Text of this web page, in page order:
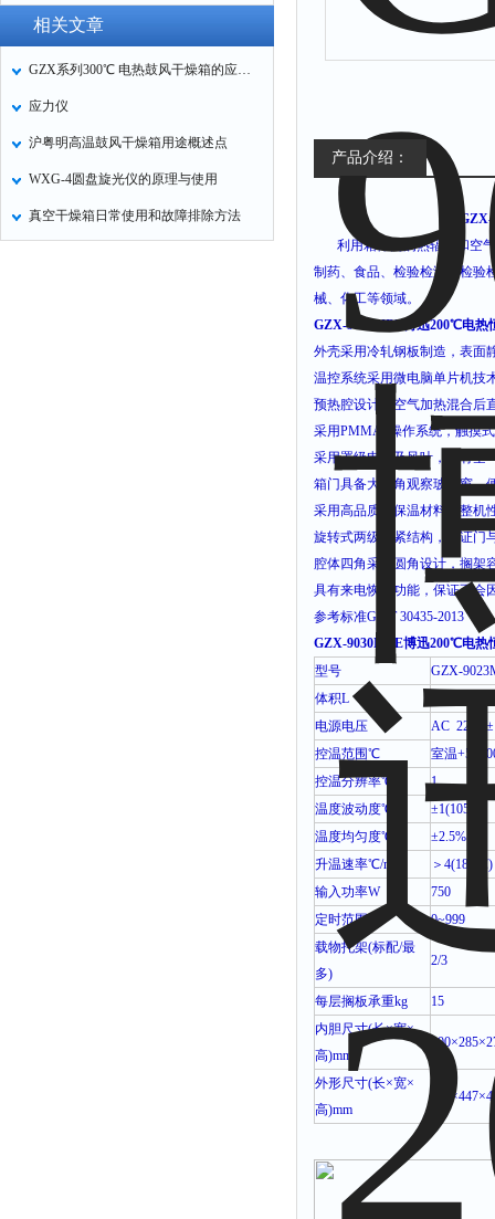
相关文章
GZX系列300℃ 电热鼓风干燥箱的应用和特点
应力仪
沪粤明高温鼓风干燥箱用途概述点
WXG-4圆盘旋光仪的原理与使用
真空干燥箱日常使用和故障排除方法
产品介绍：
利用箱体内的热辐射和空
制药、食品、检验检测、检验
械、化工等领域。
GZX-9030MBE博迅200℃电热
外壳采用冷轧钢板制造，表面
温控系统采用微电脑单片机技
预热腔设计，空气加热混合后
采用PMMA I
操作系统，触摸
采用罩级电机及风叶，具有空
箱门具备大视角观察玻璃窗，
采用高品质的保温材料使整机
旋转式两级锁紧结构，保证门
腔体四角采用圆角设计，搁架
具有来电恢复功能，保证不会
参考标准GB/T 30435-2013
GZX-9030MBE博迅200℃电热
型号
GZX-
体积L
电源电压
AC
控温范围℃
室温
控温分辨率℃
1
温度波动度℃
±1(105
温度均匀度℃
±2.5%
升温速率℃/min ＞ 4(180 ℃)
输入功率W
750
定时范围
0~999
载物托架(标配/最
多)
2/3
每层搁板承重kg
15
内胆尺寸(长×宽×
高)mm
外形尺寸(长×宽×
高)mm